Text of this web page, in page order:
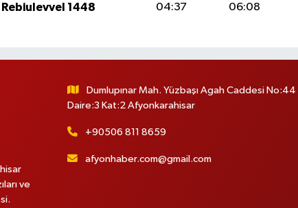
Rebiulevvel 1448 04:37 06:08
ve
Dumlupınar Mah. Yüzbaşı Agah Caddesi No:44
Daire:3 Kat:2 Afyonkarahisar
+90506 811 8659
afyonhaber.com@gmail.com